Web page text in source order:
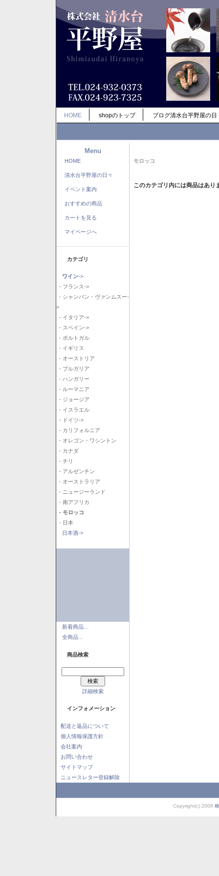
HOME shopのトップ ブログ清水台平野屋の日
Menu
HOME
清水台平野屋の日々
イベント案内
おすすめの商品
カートを見る
マイページへ
カテゴリ
ワイン->
- フランス->
- シャンパン・ヴァンムスー-
>
- イタリア->
- スペイン->
- ポルトガル
- イギリス
- オーストリア
- ブルガリア
- ハンガリー
- ルーマニア
- ジョージア
- イスラエル
- ドイツ->
- カリフォルニア
- オレゴン・ワシントン
- カナダ
- チリ
- アルゼンチン
- オーストラリア
- ニュージーランド
- 南アフリカ
- モロッコ
- 日本
日本酒->
新着商品...
全商品...
商品検索
詳細検索
インフォメーション
配送と返品について
個人情報保護方針
会社案内
お問い合わせ
サイトマップ
ニュースレター登録解除
モロッコ
このカテゴリ内には商品はあり
Copyright(c) 2008